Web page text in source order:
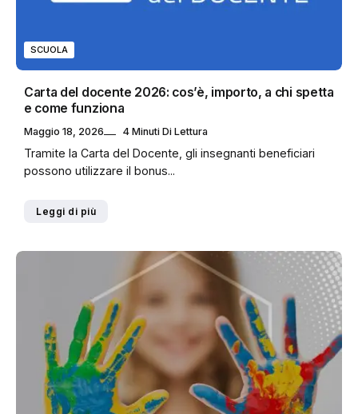
SCUOLA
Carta del docente 2026: cos’è, importo, a chi spetta
e come funziona
Maggio 18, 2026 4 Minuti Di Lettura
Tramite la Carta del Docente, gli insegnanti beneficiari
possono utilizzare il bonus...
Leggi di più